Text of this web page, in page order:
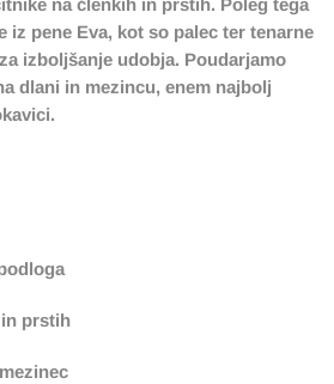
na členkih in prstih. Poleg tega
iz pene Eva, kot so palec ter tenarne
izboljšanje udobja. Poudarjamo
dlani in mezincu, enem najbolj
prstih